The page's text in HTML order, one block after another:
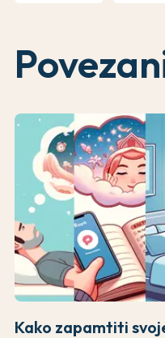
Kako zapamtiti